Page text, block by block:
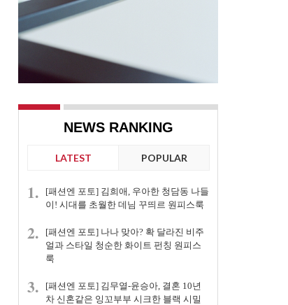
NEWS RANKING
LATEST POPULAR
1.
[패션엔 포토] 김희애, 우아한 청담동 나들
이! 시대를 초월한 데님 꾸띄르 원피스룩
2.
[패션엔 포토] 나나 맞아? 확 달라진 비주
얼과 스타일 청순한 화이트 펀칭 원피스
룩
3.
[패션엔 포토] 김무열-윤승아, 결혼 10년
차 신혼같은 잉꼬부부 시크한 블랙 시밀